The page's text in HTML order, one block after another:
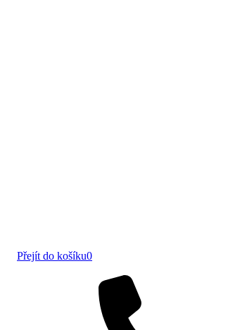
Přejít do košíku0